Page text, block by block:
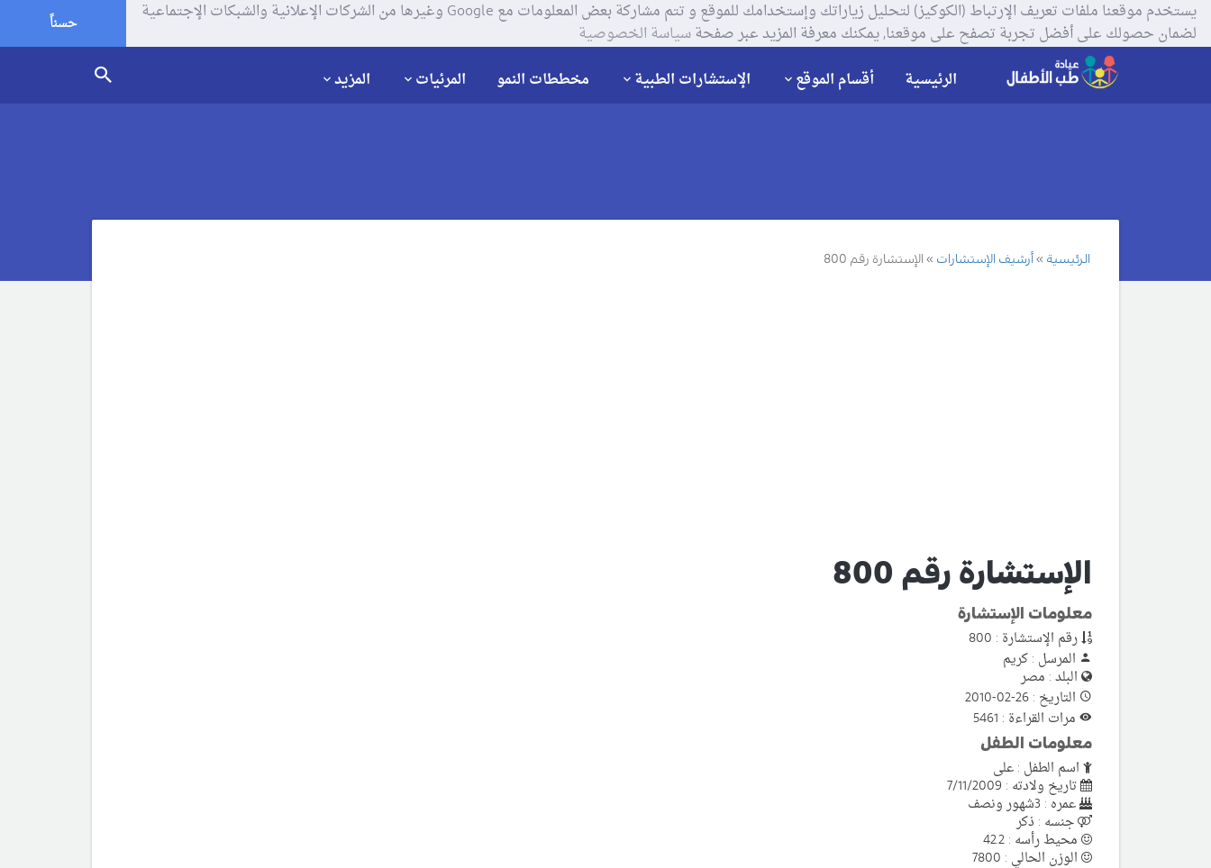
يستخدم موقعنا ملفات تعريف الإرتباط (الكوكيز) لتحليل زياراتك وإستخدامك للموقع و تتم مشاركة بعض المعلومات مع Google وغيرها من الشركات الإعلانية والشبكات الإجتماعية
لضمان حصولك على أفضل تجربة تصفح على موقعنا, يمكنك معرفة المزيد عبر صفحةسياسة الخصوصية حسناً
الرئيسية أقسام الموقع الإستشارات الطبية مخططات النمو المرئيات المزيد
الرئيسية أرشيف الإستشارات الإستشارة رقم 800
الإستشارة رقم 800
معلومات الإستشارة
رقم الإستشارة : 800
المرسل : كريم
البلد : مصر
التاريخ : 26-02-2010
مرات القراءة : 5461
معلومات الطفل
اسم الطفل : على
تاريخ ولادته : 7/11/2009
عمره : 3شهور ونصف
جنسه : ذكر
محيط رأسه : 42.2
الوزن الحالي : 7800